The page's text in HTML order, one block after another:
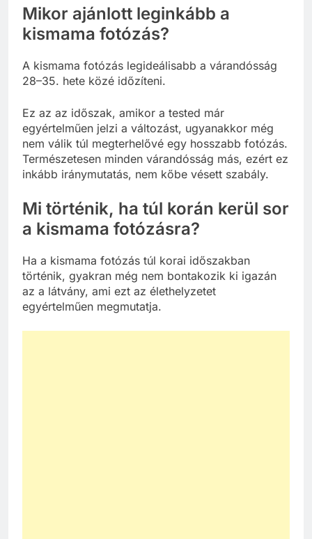
Mikor ajánlott leginkább a
kismama fotózás?
A kismama fotózás legideálisabb a várandósság
28–35. hete közé időzíteni.
Ez az az időszak, amikor a tested már
egyértelműen jelzi a változást, ugyanakkor még
nem válik túl megterhelővé egy hosszabb fotózás.
Természetesen minden várandósság más, ezért ez
inkább iránymutatás, nem kőbe vésett szabály.
Mi történik, ha túl korán kerül sor
a kismama fotózásra?
Ha a kismama fotózás túl korai időszakban
történik, gyakran még nem bontakozik ki igazán
az a látvány, ami ezt az élethelyzetet
egyértelműen megmutatja.